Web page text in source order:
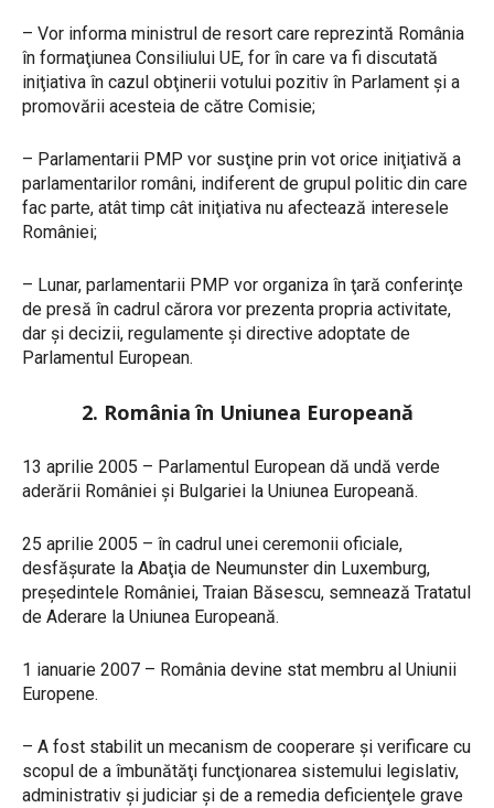
– Vor informa ministrul de resort care reprezintă România
în formaţiunea Consiliului UE, for în care va fi discutată
iniţiativa în cazul obţinerii votului pozitiv în Parlament și a
promovării acesteia de către Comisie;
– Parlamentarii PMP vor susţine prin vot orice iniţiativă a
parlamentarilor români, indiferent de grupul politic din care
fac parte, atât timp cât iniţiativa nu afectează interesele
României;
– Lunar, parlamentarii PMP vor organiza în ţară conferinţe
de presă în cadrul cărora vor prezenta propria activitate,
dar şi decizii, regulamente şi directive adoptate de
Parlamentul European.
2. România în Uniunea Europeană
13 aprilie 2005 – Parlamentul European dă undă verde
aderării României şi Bulgariei la Uniunea Europeană.
25 aprilie 2005 – în cadrul unei ceremonii oficiale,
desfăşurate la Abaţia de Neumunster din Luxemburg,
preşedintele României, Traian Băsescu, semnează Tratatul
de Aderare la Uniunea Europeană.
1 ianuarie 2007 – România devine stat membru al Uniunii
Europene.
– A fost stabilit un mecanism de cooperare şi verificare cu
scopul de a îmbunătăţi funcţionarea sistemului legislativ,
administrativ şi judiciar şi de a remedia deficienţele grave